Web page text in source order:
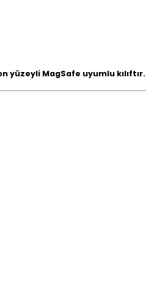
yüzeyli MagSafe uyumlu kılıftır.